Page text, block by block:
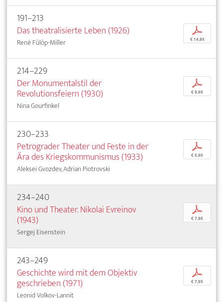
191–213
Das theatralisierte Leben (1926)
René Fülöp-Miller
p
€ 14,95
214–229
Der Monumentalstil der
Revolutionsfeiern (1930)
Nina Gourfinkel
p
€ 9,95
230–233
Petrograder Theater und Feste in der
Ära des Kriegskommunismus (1933)
Aleksei Gvozdev, Adrian Piotrovski
p
€ 5,95
234–240
Kino und Theater. Nikolai Evreinov
(1943)
Sergej Eisenstein
p
€ 7,95
243–249
Geschichte wird mit dem Objektiv
geschrieben (1971)
Leonid Volkov-Lannit
p
€ 7,95